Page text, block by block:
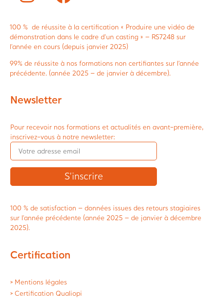
100 % de réussite à la certification « Produire une vidéo de
démonstration dans le cadre d’un casting » – RS7248 sur
l’année en cours (depuis janvier 2025)
99% de réussite à nos formations non certifiantes sur l’année
précédente. (année 2025 – de janvier à décembre).
Newsletter
Pour recevoir nos formations et actualités en avant-première,
inscrivez-vous à notre newsletter:
100 % de satisfaction – données issues des retours stagiaires
sur l’année précédente (année 2025 – de janvier à décembre
2025).
Certification
> Mentions légales
> Certification Qualiopi